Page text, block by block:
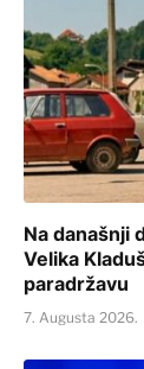
Na današnji
Velika
paradržavu
7. Augusta 2026.